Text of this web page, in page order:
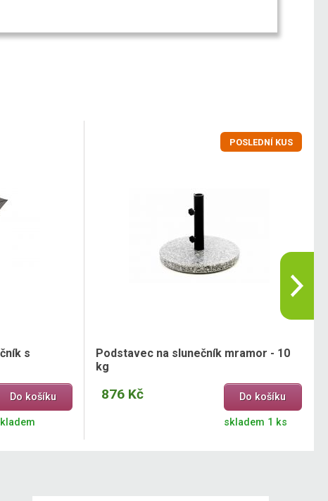
s
Do košíku
POSLEDNÍ KUS
Podstavec na slunečník mramor - 10
kg
876 Kč Do košíku
skladem 1 ks